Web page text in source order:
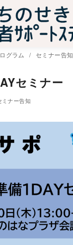
グラム セミナー告知
セミナー
ミナー告知